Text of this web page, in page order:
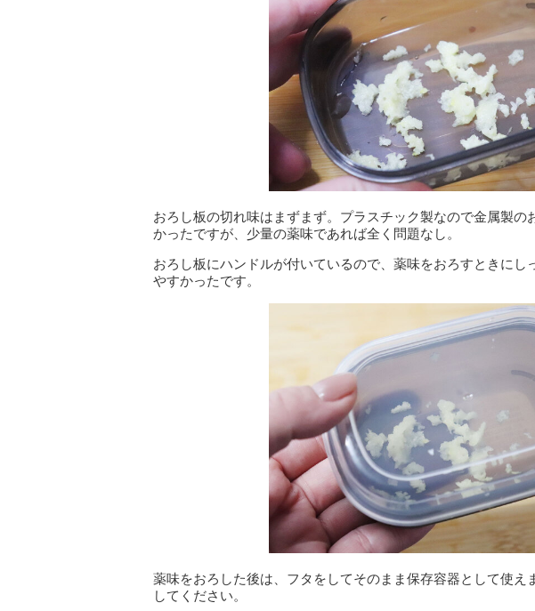
おろし板の切れ味はまずまず。プラスチック製なので金属製の
かったですが、少量の薬味であれば全く問題なし。
おろし板にハンドルが付いているので、薬味をおろすときにし
やすかったです。
薬味をおろした後は、フタをしてそのまま保存容器として使え
してください。